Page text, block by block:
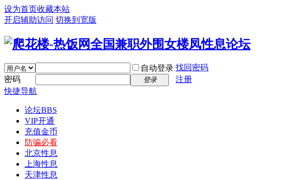
设为首页收藏本站
开启辅助访问 切换到宽版
自动登录 找回密码
密码
登录
注册
快捷导航
论坛BBS
VIP开通
充值金币
防骗必看
北京性息
上海性息
天津性息